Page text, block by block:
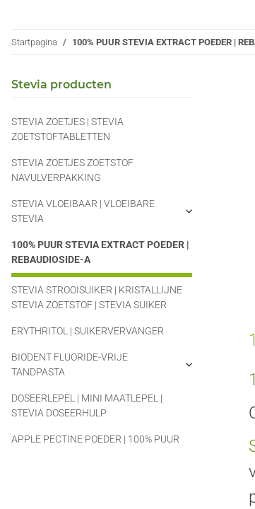
Startpagina 100% PUUR STEVIA EXTRACT POEDER |
Stevia producten
STEVIA ZOETJES | STEVIA
ZOETSTOFTABLETTEN
STEVIA ZOETJES ZOETSTOF
NAVULVERPAKKING
STEVIA VLOEIBAAR | VLOEIBARE
STEVIA
100% PUUR STEVIA EXTRACT POEDER |
REBAUDIOSIDE-A
STEVIA STROOISUIKER | KRISTALLIJNE
STEVIA ZOETSTOF | STEVIA SUIKER
ERYTHRITOL | SUIKERVERVANGER
BIODENT FLUORIDE-VRIJE
TANDPASTA
DOSEERLEPEL | MINI MAATLEPEL |
STEVIA DOSEERHULP
APPLE PECTINE POEDER | 100% PUUR